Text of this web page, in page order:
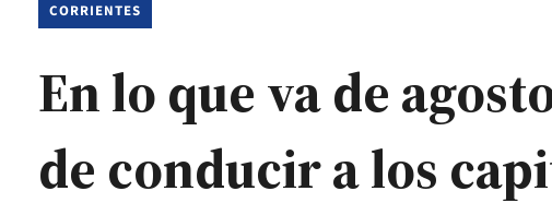
CORRIENTES
En lo que va de
de conducir a los